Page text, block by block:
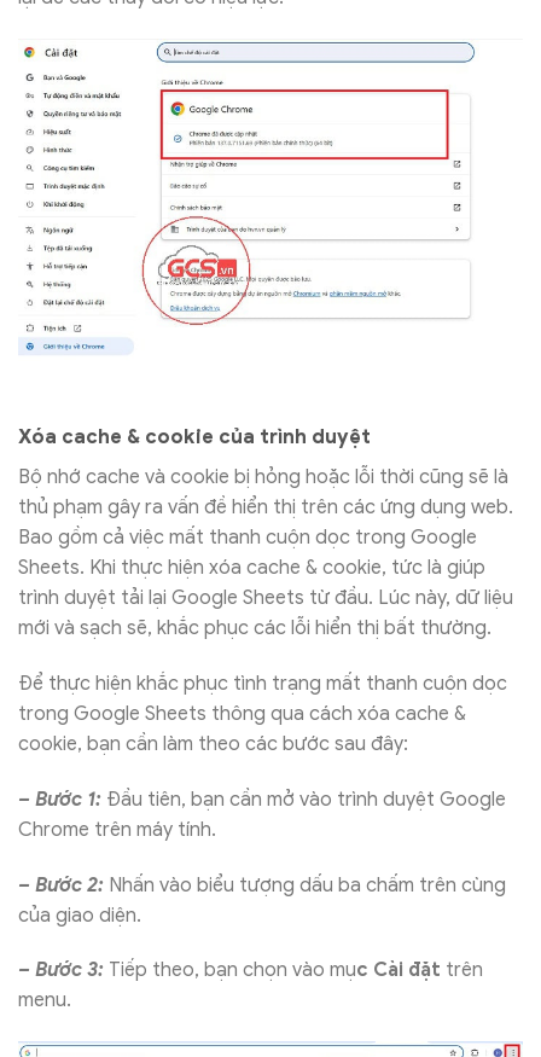
Xóa cache & cookie của trình duyệt
Bộ nhớ cache và cookie bị hỏng hoặc lỗi thời cũng sẽ là
thủ phạm gây ra vấn đề hiển thị trên các ứng dụng web.
Bao gồm cả việc mất thanh cuộn dọc trong Google
Sheets. Khi thực hiện xóa cache & cookie, tức là giúp
trình duyệt tải lại Google Sheets từ đầu. Lúc này, dữ liệu
mới và sạch sẽ, khắc phục các lỗi hiển thị bất thường.
Để thực hiện khắc phục tình trạng mất thanh cuộn dọc
trong Google Sheets thông qua cách xóa cache &
cookie, bạn cần làm theo các bước sau đây:
– Bước 1: Đầu tiên, bạn cần mở vào trình duyệt Google
Chrome trên máy tính.
– Bước 2: Nhấn vào biểu tượng dấu ba chấm trên cùng
của giao diện.
– Bước 3: Tiếp theo, bạn chọn vào mục Cài đặt trên
menu.